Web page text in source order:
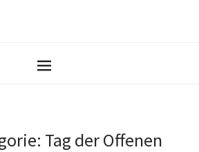
Tag der Offenen